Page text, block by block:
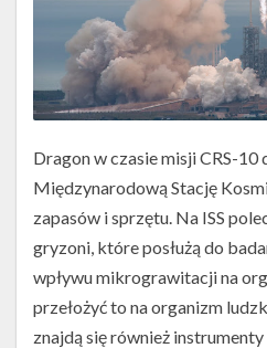
Dragon w czasie misji CRS-10
Międzynarodową Stację
zapasów i sprzętu. Na ISS
gryzoni, które posłużą do
wpływu mikrograwitacji na
przełożyć to na organizm
znajdą się również